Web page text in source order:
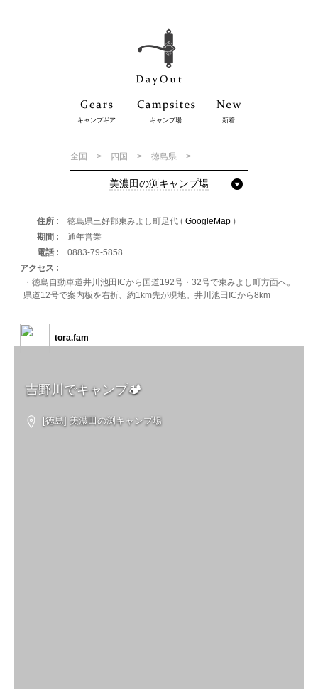
キャンプギア キャンプ場 新着
全国 四国 徳島県
美濃田の渕キャンプ場
住所 徳島県三好郡東みよし町足代 ( GoogleMap )
期間
通年営業
電話
0883-79-5858
アクセス
・徳島自動車道井川池田ICから国道192号・32号で東みよし町方面へ。
県道12号で案内板を右折、約1km先が現地。井川池田ICから8km
吉野川でキャンプ🏕
[徳島] 美濃田の渕キャンプ場
tora.fam